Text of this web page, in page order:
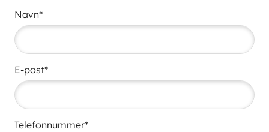
Navn*
E-post*
Telefonnummer*